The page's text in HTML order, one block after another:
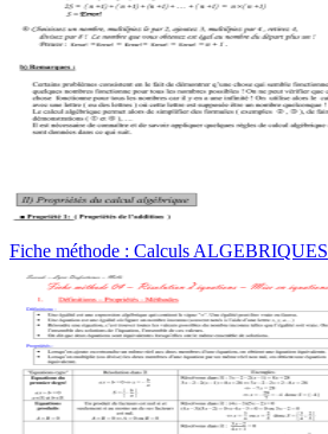
Fiche méthode : Calculs ALGEBRIQUES